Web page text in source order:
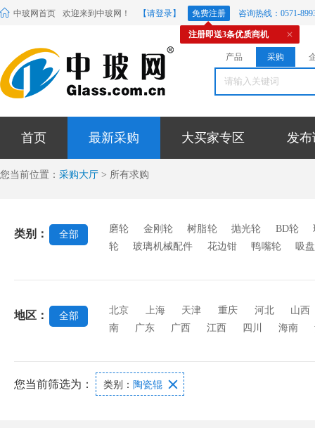
中玻网首页 欢迎来到中玻网！ 【请登录】 免费注册 咨询热线：0571-
注册即送3条优质商机
产品 采购
首页 最新采购 大买家专区 发布
您当前位置： 采购大厅 > 所有求购
类别： 全部
磨轮 金刚轮 树脂轮 抛光轮 BD轮
轮
玻璃机械配件 花边钳 鸭嘴轮
吸盘
钢化炉轨道绳
羊毛轮 胶辊 除膜轮 其
地区： 全部
北京 上海 天津 重庆 河北
山西
南
广东 广西 江西 四川 海南
您当前筛选为： 类别： 陶瓷辊 